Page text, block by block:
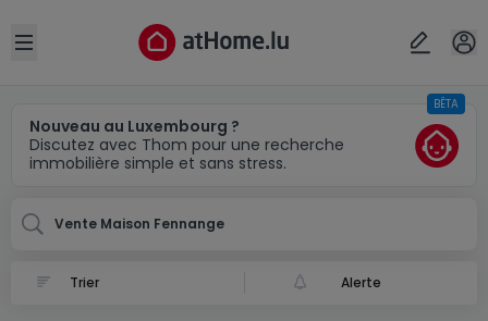
Open sidebar
Nouveau au Luxembourg ?
Discutez avec Thom pour une recherche
immobilière simple et sans stress.
BÊTA
Vente Maison Fennange
Alerte
Localité(s)
Annuler OK